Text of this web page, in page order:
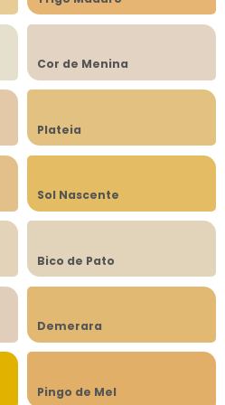
Cor de Menina
Plateia
Sol Nascente
Bico de Pato
Demerara
Pingo de Mel